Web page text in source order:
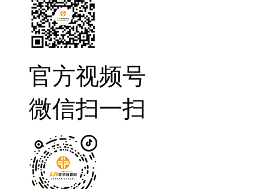
官方视频号
微信扫一扫